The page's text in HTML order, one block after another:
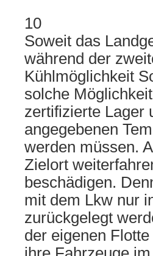
10
Soweit das
während der
Kühlmöglichkeit
solche
zertifizierte Lager
angegebenen
werden müssen.
Zielort
beschädigen.
mit dem Lkw nur
zurückgelegt
der eigenen